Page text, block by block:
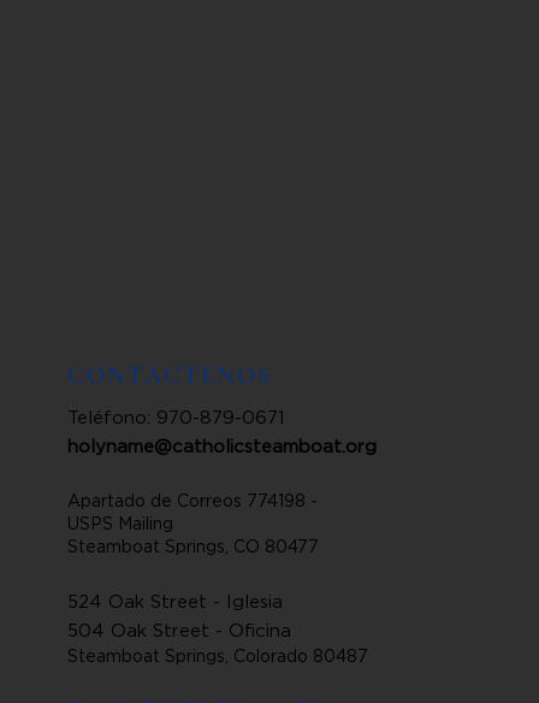
CONTÁCTENOS
Teléfono: 970-879-0671
holyname@catholicsteamboat.org
Apartado de Correos 774198 -
USPS Mailing
Steamboat Springs, CO 80477
524 Oak Street - Iglesia
504 Oak Street - Oficina
Steamboat Springs, Colorado 80487